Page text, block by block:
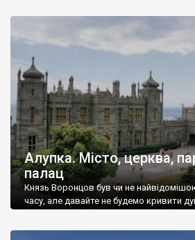
Алупка. Місто, церква,
палац
Князь Воронцов був чи не
часу, але давайте не будемо кривити